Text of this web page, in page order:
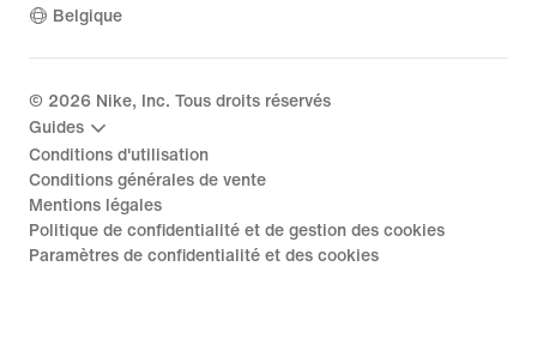
Belgique
© 2026 Nike, Inc. Tous droits réservés
Guides
Conditions d'utilisation
Conditions générales de vente
Mentions légales
Politique de confidentialité et de gestion des cookies
Paramètres de confidentialité et des cookies